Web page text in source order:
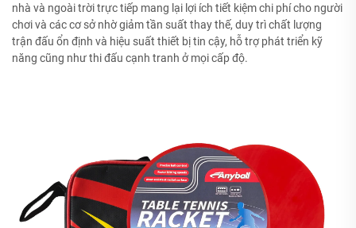
nhà và ngoài trời trực tiếp mang lại lợi ích tiết kiệm chi phí cho người
chơi và các cơ sở nhờ giảm tần suất thay thế, duy trì chất lượng
trận đấu ổn định và hiệu suất thiết bị tin cậy, hỗ trợ phát triển kỹ
năng cũng như thi đấu cạnh tranh ở mọi cấp độ.